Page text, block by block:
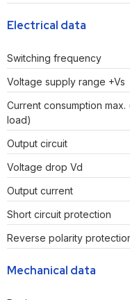
Electrical data
Switching frequency
Voltage supply range +Vs
Current consumption max.
load)
Output circuit
Voltage drop Vd
Output current
Short circuit protection
Reverse polarity
Mechanical data